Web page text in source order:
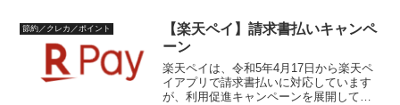
るなど、旅行好きの方には...
節約／クレカ／ポイント
【楽天ペイ】請求書払いキャンペ
ーン
楽天ペイは、令和5年4月17日から楽天ペ
イアプリで請求書払いに対応しています
が、利用促進キャンペーンを展開してい